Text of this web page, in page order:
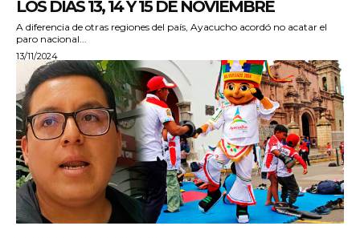
LOS DÍAS 13, 14 Y 15 DE NOVIEMBRE
A diferencia de otras regiones del país, Ayacucho acordó no acatar el
paro nacional...
13/11/2024